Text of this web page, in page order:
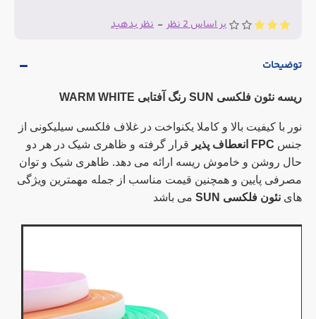
بر اساس 2 نظر - نظر بدهید
توضیحات
ریسه نئون فلکسی SUN رنگ آفتابی WARM WHITE
نور با کیفیت بالا و کاملا یکنواخت در غلاف فلکسی سیلیکونی از
جنس FPC انعطاف پذیر
قرار گرفته و ظاهری شیک در هر دو
حال روشن و خاموش ریسه ارائه می دهد. ظاهری شیک و توان
مصرفی پایین و همچنین قیمت مناسب از جمله مهمترین ویژگی
های نئون فلکسی SUN می باشد